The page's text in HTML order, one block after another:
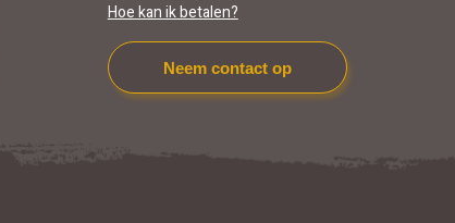
Hoe kan ik betalen?
Neem contact op